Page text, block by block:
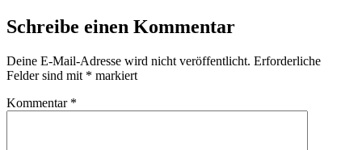
Schreibe einen Kommentar
Deine E-Mail-Adresse wird nicht veröffentlicht. Erforderliche
Felder sind mit * markiert
Kommentar *